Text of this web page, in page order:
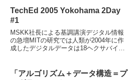
TechEd 2005 Yokohama 2Day
#1
MSKK社長による基調講演デジタル情報
の急増MITの研究では人類が2004年に作
成したデジタルデータは18ヘクサバイ
用性が大きく向上した。※以下の進化に
「アルゴリズム＋データ構造＝プ